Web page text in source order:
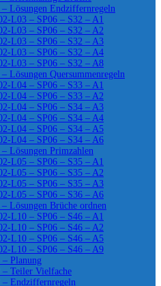
Lösungen Endziffernregeln
L03 – SP06 – S32 – A1
L03 – SP06 – S32 – A2
L03 – SP06 – S32 – A3
L03 – SP06 – S32 – A4
L03 – SP06 – S32 – A8
Lösungen Quersummenregeln
L04 – SP06 – S33 – A1
L04 – SP06 – S33 – A2
L04 – SP06 – S34 – A3
L04 – SP06 – S34 – A4
L04 – SP06 – S34 – A5
L04 – SP06 – S34 – A6
Lösungen Primzahlen
L05 – SP06 – S35 – A1
L05 – SP06 – S35 – A2
L05 – SP06 – S35 – A3
L05 – SP06 – S36 – A6
Lösungen Brüche ordnen
L10 – SP06 – S46 – A1
L10 – SP06 – S46 – A2
L10 – SP06 – S46 – A5
L10 – SP06 – S46 – A9
Planung
Teiler Vielfache
Endziffernregeln